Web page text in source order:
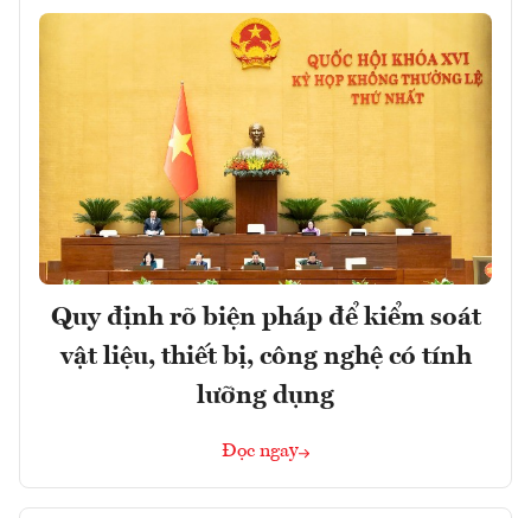
Quy định rõ biện pháp để kiểm soát
vật liệu, thiết bị, công nghệ có tính
lưỡng dụng
Đọc ngay